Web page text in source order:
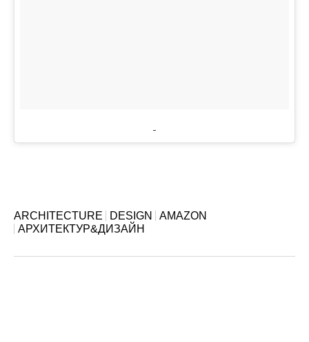
ARCHITECTURE DESIGN
AMAZON
АРХИТЕКТУР&ДИЗАЙН